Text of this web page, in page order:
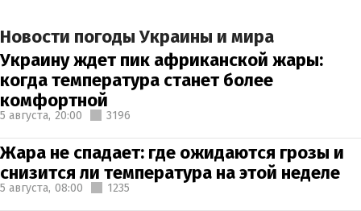
Новости погоды Украины и мира
Украину ждет пик африканской жары:
когда температура станет более
комфортной
5 августа, 20:00 3196
Жара не спадает: где ожидаются грозы и
снизится ли температура на этой неделе
5 августа, 08:00 1235